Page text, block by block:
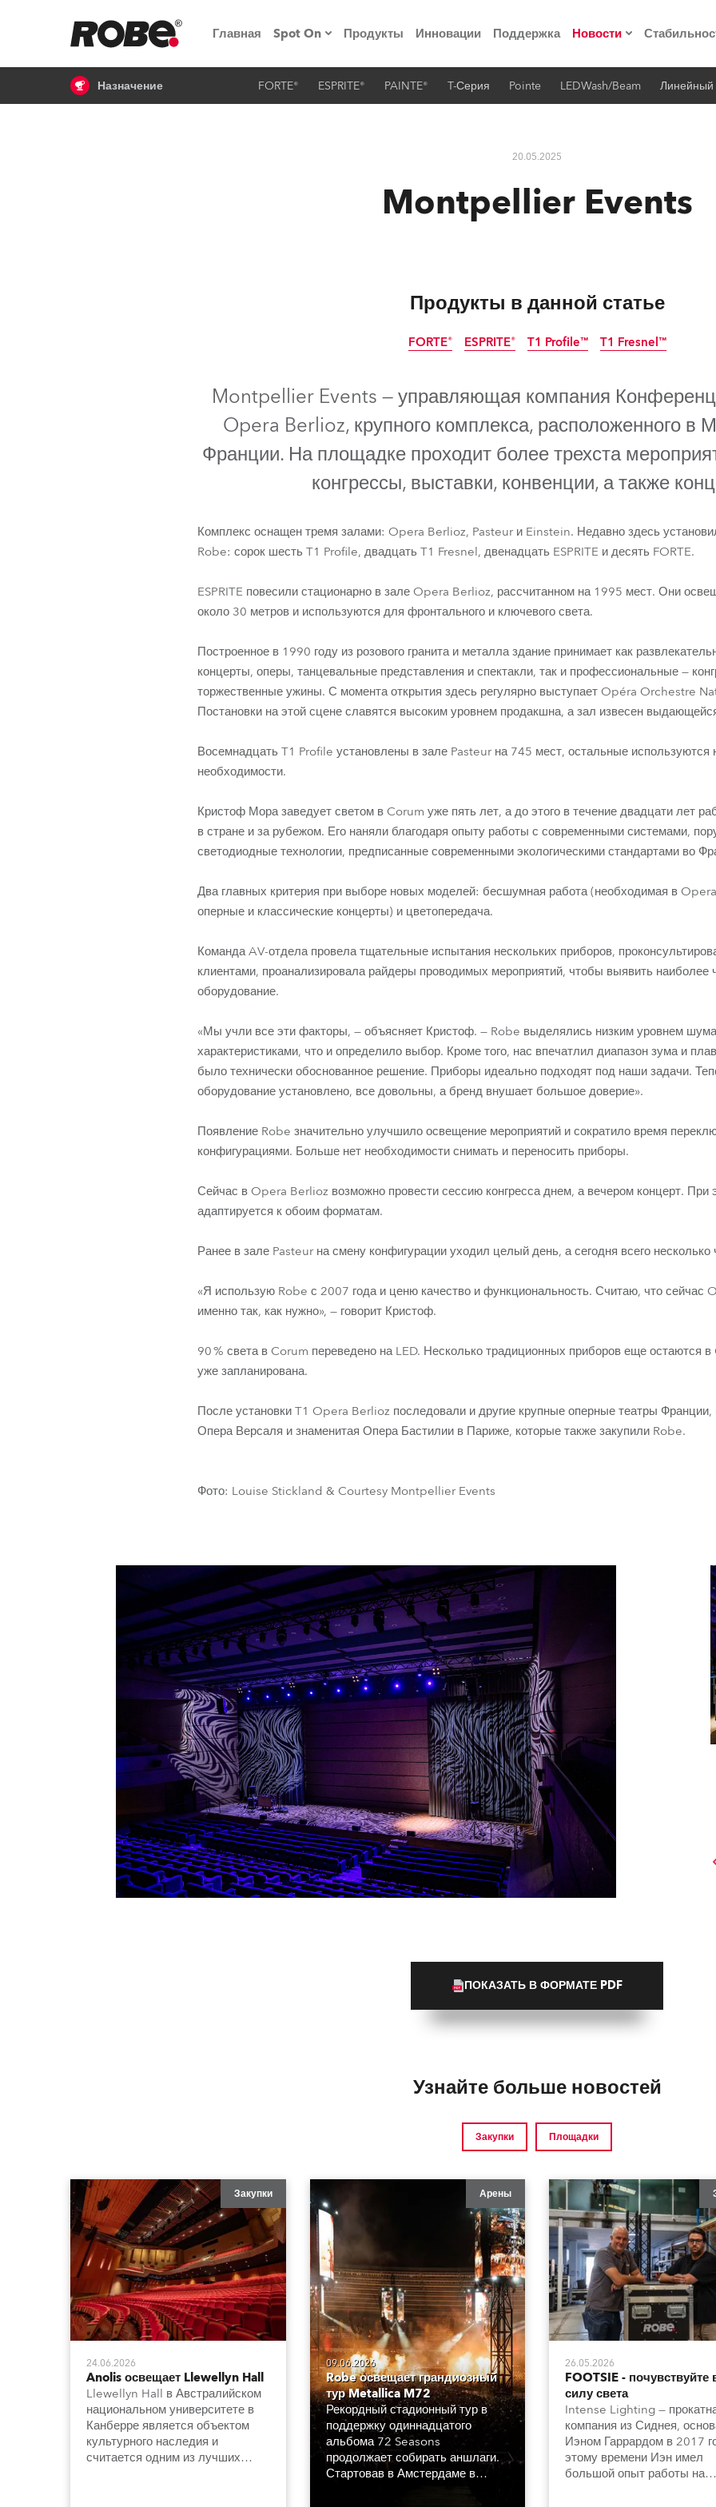
Главная Spot On
Мероприятия
«Кладовая технологий» Robe
Robe Maritime
Продукты Инновации Поддержка Новости
Пресс-релизы
Назначение FORTE® ESPRITE® PAINTE® T-Серия Pointe LEDWash/Beam Линейный
20.05.2025
Montpellier Events
Продукты в данной статье
FORTE®
FORTE®
ESPRITE®
ESPRITE®
T1 Profile™
T1 Profile™
T1 Fresnel™
Montpellier Events — управляющая компания
Opera Berlioz, крупного комплекса, расположенного в
Франции. На площадке проходит более трехста
конгрессы, выставки, конвенции, а также
Комплекс оснащен тремя залами: Opera Berlioz, Pasteur и Einstein. Недавно здесь
Robe: сорок шесть T1 Profile, двадцать T1 Fresnel, двенадцать ESPRITE и десять FORTE.
ESPRITE повесили стационарно в зале Opera Berlioz, рассчитанном на 1995 мест. Они
около 30 метров и используются для фронтального и ключевого света.
Построенное в 1990 году из розового гранита и металла здание принимает как
концерты, оперы, танцевальные представления и спектакли, так и профессиональные —
торжественные ужины. С момента открытия здесь регулярно выступает Opéra Orchestre
Постановки на этой сцене славятся высоким уровнем продакшна, а зал извесен
Восемнадцать T1 Profile установлены в зале Pasteur на 745 мест, остальные используются
необходимости.
Кристоф Мора заведует светом в Corum уже пять лет, а до этого в течение двадцати лет
в стране и за рубежом. Его наняли благодаря опыту работы с современными системами,
светодиодные технологии, предписанные современными экологическими стандартами во
Два главных критерия при выборе новых моделей: бесшумная работа (необходимая в
оперные и классические концерты) и цветопередача.
Команда AV-отдела провела тщательные испытания нескольких приборов,
клиентами, проанализировала райдеры проводимых мероприятий, чтобы выявить наиболее
оборудование.
«Мы учли все эти факторы, — объясняет Кристоф. — Robe выделялись низким уровнем
характеристиками, что и определило выбор. Кроме того, нас впечатлил диапазон зума и
было технически обоснованное решение. Приборы идеально подходят под наши задачи.
оборудование установлено, все довольны, а бренд внушает большое доверие».
Появление Robe значительно улучшило освещение мероприятий и сократило время
конфигурациями. Больше нет необходимости снимать и переносить приборы.
Сейчас в Opera Berlioz возможно провести сессию конгресса днем, а вечером концерт. При
адаптируется к обоим форматам.
Ранее в зале Pasteur на смену конфигурации уходил целый день, а сегодня всего несколько
«Я использую Robe с 2007 года и ценю качество и функциональность. Считаю, что сейчас
именно так, как нужно», — говорит Кристоф.
90 % света в Corum переведено на LED. Несколько традиционных приборов еще остаются
уже запланирована.
После установки T1 Opera Berlioz последовали и другие крупные оперные театры Франции,
Опера Версаля и знаменитая Опера Бастилии в Париже, которые также закупили Robe.
Фото: Louise Stickland & Courtesy Montpellier Events
ПОКАЗАТЬ В ФОРМАТЕ PDF
Узнайте больше новостей
Закупки Площадки
Закупки
24.06.2026
Anolis освещает Llewellyn Hall
Llewellyn Hall в Австралийском
национальном университете в
Канберре является объектом
культурного наследия и
считается одним из лучших
Арены
09.06.2026
Robe освещает грандиозный
тур Metallica M72
Рекордный стадионный тур в
поддержку одиннадцатого
альбома 72 Seasons
продолжает собирать аншлаги.
Стартовав в Амстердаме в
26.05.2026
FOOTSIE - почувствуйте
силу света
Intense Lighting —
компания из Сиднея,
Иэном Гаррардом в 2017
этому времени Иэн имел
большой опыт работы на